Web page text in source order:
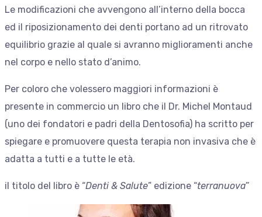
Le modificazioni che avvengono all’interno della bocca
ed il riposizionamento dei denti portano ad un ritrovato
equilibrio grazie al quale si avranno miglioramenti anche
nel corpo e nello stato d’animo.
Per coloro che volessero maggiori informazioni è
presente in commercio un libro che il Dr. Michel Montaud
(uno dei fondatori e padri della Dentosofia) ha scritto per
spiegare e promuovere questa terapia non invasiva che è
adatta a tutti e a tutte le età.
il titolo del libro è “Denti & Salute” edizione “terranuova”